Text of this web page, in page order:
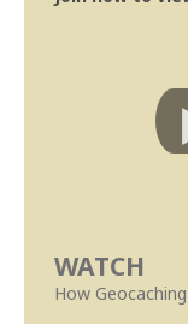
WATCH
How